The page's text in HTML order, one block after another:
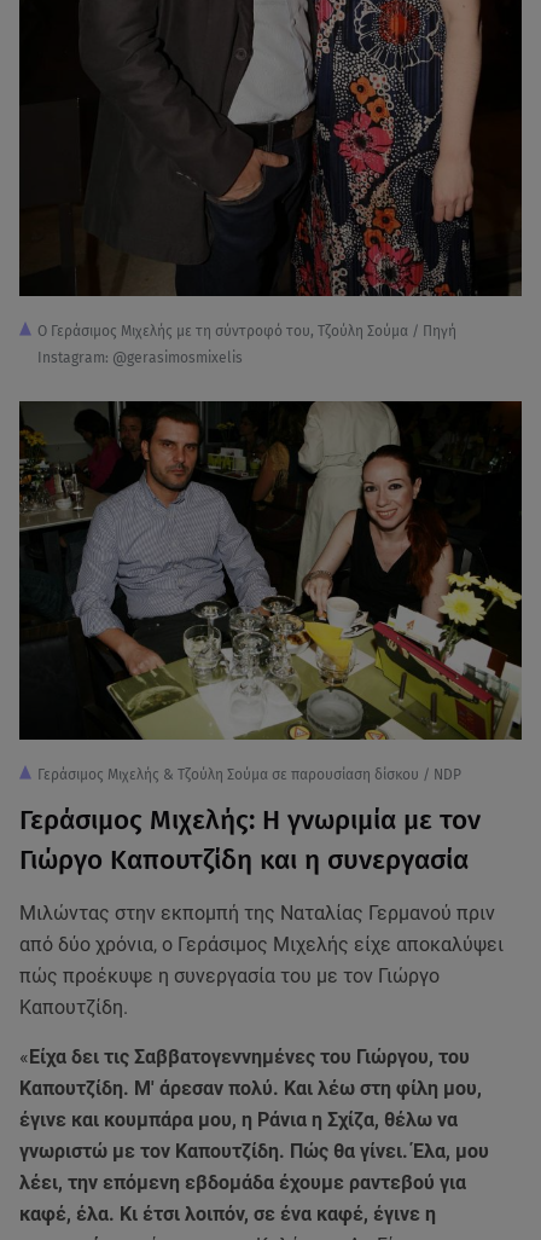
Ο Γεράσιμος Μιχελής με τη σύντροφό του, Τζούλη Σούμα / Πηγή
Instagram: @gerasimosmixelis
Γεράσιμος Μιχελής & Τζούλη Σούμα σε παρουσίαση δίσκου / NDP
Γεράσιμος Μιχελής: Η γνωριμία με τον
Γιώργο Καπουτζίδη και η συνεργασία
Μιλώντας στην εκπομπή της Ναταλίας Γερμανού πριν
από δύο χρόνια, ο Γεράσιμος Μιχελής είχε αποκαλύψει
πώς προέκυψε η συνεργασία του με τον Γιώργο
Καπουτζίδη.
« Είχα δει τις Σαββατογεννημένες του Γιώργου, του
Καπουτζίδη. Μ' άρεσαν πολύ. Και λέω στη φίλη μου,
έγινε και κουμπάρα μου, η Ράνια η Σχίζα, θέλω να
γνωριστώ με τον Καπουτζίδη. Πώς θα γίνει. Έλα, μου
λέει, την επόμενη εβδομάδα έχουμε ραντεβού για
καφέ, έλα. Κι έτσι λοιπόν, σε ένα καφέ, έγινε η